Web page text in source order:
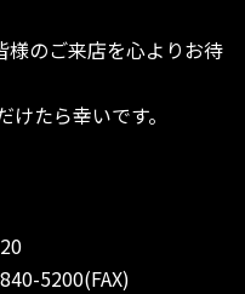
様のご来店を心よりお待
たら幸いです。
5200(FAX)